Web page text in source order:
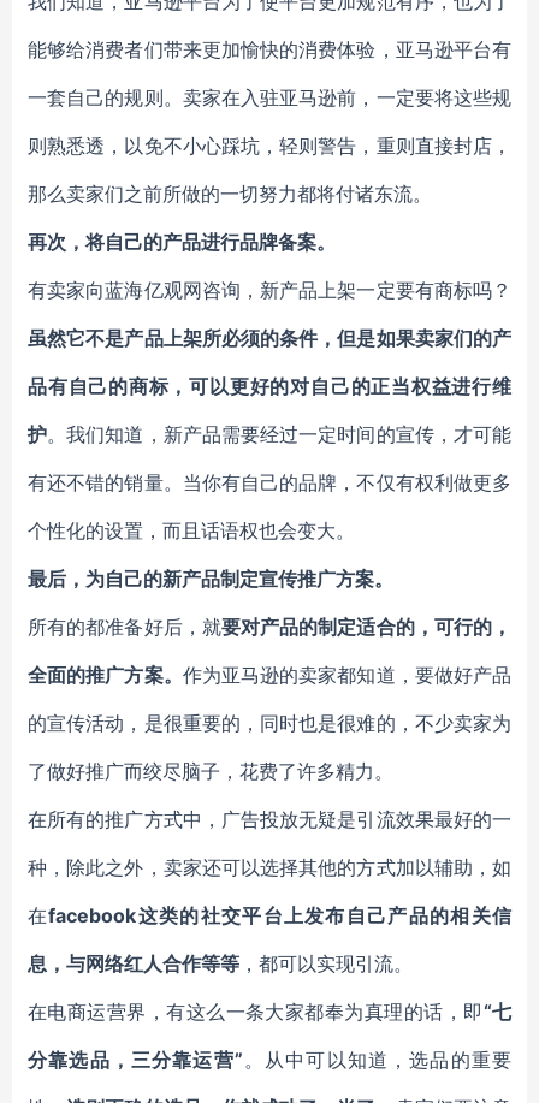
能够给消费者们带来更加愉快的消费体验，亚马逊平台有
一套自己的规则。卖家在入驻亚马逊前，一定要将这些规
则熟悉透，以免不小心踩坑，轻则警告，重则直接封店，
那么卖家们之前所做的一切努力都将付诸东流。
再次，将自己的产品进行品牌备案。
有卖家向蓝海亿观网咨询，新产品上架一定要有商标吗？
虽然它不是产品上架所必须的条件，但是如果卖家们的产
品有自己的商标，可以更好的对自己的正当权益进行维
护。我们知道，新产品需要经过一定时间的宣传，才可能
有还不错的销量。当你有自己的品牌，不仅有权利做更多
个性化的设置，而且话语权也会变大。
最后，为自己的新产品制定宣传推广方案。
所有的都准备好后，就要对产品的制定适合的，可行的，
全面的推广方案。 作为亚马逊的卖家都知道，要做好产品
的宣传活动，是很重要的，同时也是很难的，不少卖家为
了做好推广而绞尽脑子，花费了许多精力。
在所有的推广方式中，广告投放无疑是引流效果最好的一
种，除此之外，卖家还可以选择其他的方式加以辅助，如
在facebook这类的社交平台上发布自己产品的相关信
息，与网络红人合作等等 ，都可以实现引流。
在电商运营界，有这么一条大家都奉为真理的话，即“七
分靠选品，三分靠运营”。从中可以知道，选品的重要